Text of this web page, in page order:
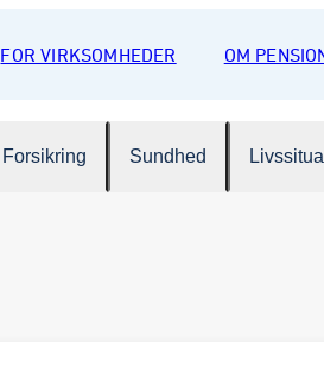
FOR VIRKSOMHEDER OM
Forsikring Sundhed